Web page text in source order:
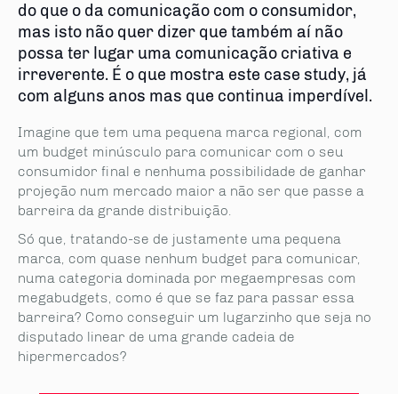
do que o da comunicação com o consumidor,
mas isto não quer dizer que também aí não
possa ter lugar uma comunicação criativa e
irreverente. É o que mostra este case study, já
com alguns anos mas que continua imperdível.
Imagine que tem uma pequena marca regional, com
um budget minúsculo para comunicar com o seu
consumidor final e nenhuma possibilidade de ganhar
projeção num mercado maior a não ser que passe a
barreira da grande distribuição.
Só que, tratando-se de justamente uma pequena
marca, com quase nenhum budget para comunicar,
numa categoria dominada por megaempresas com
megabudgets, como é que se faz para passar essa
barreira? Como conseguir um lugarzinho que seja no
disputado linear de uma grande cadeia de
hipermercados?